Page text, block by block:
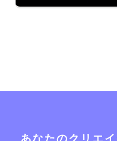
あなたのクリエ